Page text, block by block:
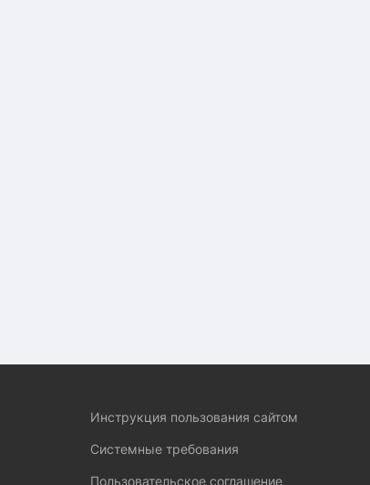
Инструкция пользования сайтом
Системные требования
Пользовательское соглашение